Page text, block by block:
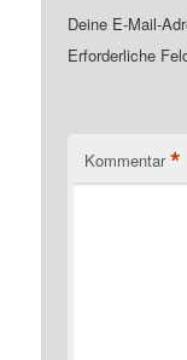
Deine E-Mail-
Erforderliche
Kommentar *